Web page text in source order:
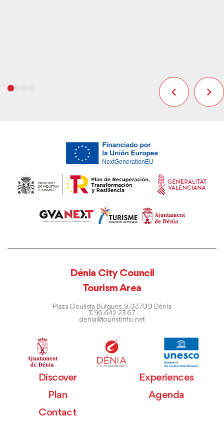
Dénia City Council
Tourism Area
Plaza Oculista Buigues, 9. 03700 Dénia
T. 96 642 23 67
denia@touristinfo.net
Discover
Experiences
Plan
Agenda
Contact